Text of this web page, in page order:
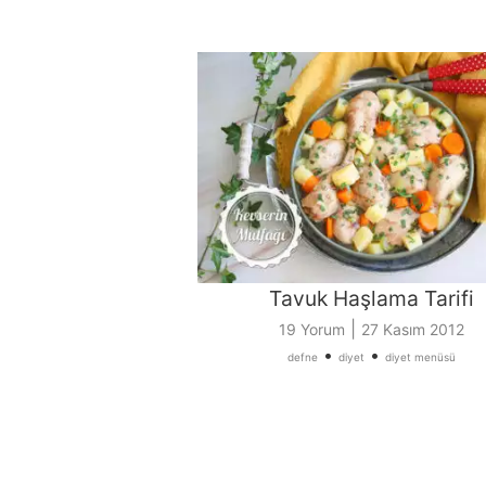
Tavuk Haşlama Tarifi
19 Yorum 27 Kasım 2012
defne• diyet • diyet menüsü